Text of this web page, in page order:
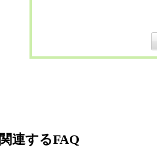
関連するFAQ